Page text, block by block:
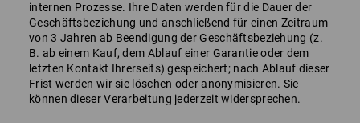
internen Prozesse. Ihre Daten werden für die Dauer der
Geschäftsbeziehung und anschließend für einen Zeitraum
von 3 Jahren ab Beendigung der Geschäftsbeziehung (z.
B. ab einem Kauf, dem Ablauf einer Garantie oder dem
letzten Kontakt Ihrerseits) gespeichert; nach Ablauf dieser
Frist werden wir sie löschen oder anonymisieren. Sie
können dieser Verarbeitung jederzeit widersprechen.